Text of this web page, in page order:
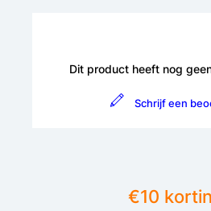
Dit product heeft nog
Schrijf een
€10